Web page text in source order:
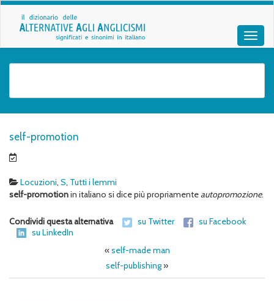
self-promotion
Locuzioni, S, Tutti i lemmi
self-promotionin italiano si dice più propriamenteautopromozione.
Condividi questa alternativa su Twitter
su Facebook
su LinkedIn
«self-made man
self-publishing»